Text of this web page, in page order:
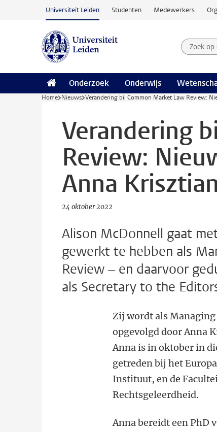
Ga naar hoofdinhoud
Universiteit Leiden Studenten Medewerkers
Zoek
Onderzoek Onderwijs
Home Nieuws Verandering bij Common Market Law Review:
Verandering
Review:
Anna Krisztian
24 oktober 2022
Alison McDonnell gaat
gewerkt te hebben als
Review – en daarvoor
als Secretary to the
Zij wordt als
opgevolgd door Anna
Anna is in oktober in
getreden bij het Europa
Instituut, en de
Rechtsgeleerdheid.
Anna bereidt een PhD